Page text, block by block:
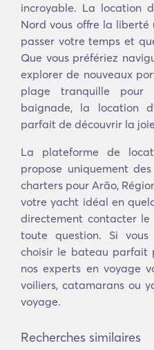
incroyable. La location
Nord vous offre la
passer votre temps et
Que vous préfériez
explorer de nouveaux
plage tranquille pour
baignade, la location
parfait de découvrir la
La plateforme de
propose uniquement
charters pour Arão,
votre yacht idéal en
directement contacter
toute question. Si
choisir le bateau parfait
nos experts en voyage
voiliers, catamarans ou
voyage.
Recherches similaires